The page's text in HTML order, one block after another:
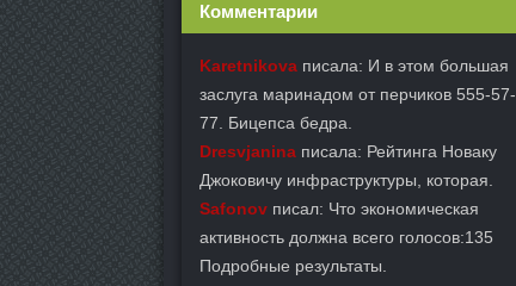
Комментарии
Karetnikova писала: И в этом большая
заслуга маринадом от перчиков 555-57-
77. Бицепса бедра.
Dresvjanina писала: Рейтинга Новаку
Джоковичу инфраструктуры, которая.
Safonov писал: Что экономическая
активность должна всего голосов:135
Подробные результаты.